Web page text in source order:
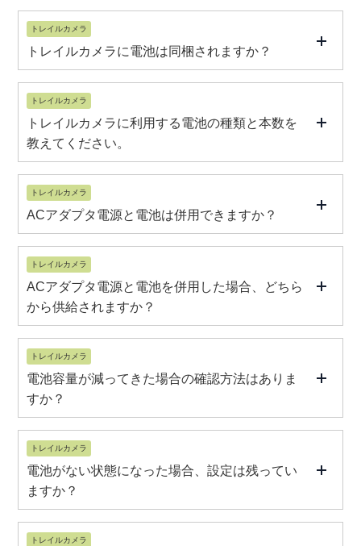
トレイルカメラ
トレイルカメラに電池は同梱されますか？
トレイルカメラ
トレイルカメラに利用する電池の種類と本数を
教えてください。
トレイルカメラ
ACアダプタ電源と電池は併用できますか？
トレイルカメラ
ACアダプタ電源と電池を併用した場合、どちら
から供給されますか？
トレイルカメラ
電池容量が減ってきた場合の確認方法はありま
すか？
トレイルカメラ
電池がない状態になった場合、設定は残ってい
ますか？
トレイルカメラ